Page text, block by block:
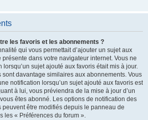
les favoris et les abonnements ?
qui vous permettait d’ajouter un sujet aux
dans votre navigateur internet. Vous ne
sujet ajouté aux favoris était mis à jour.
sont davantage similaires aux abonnements. Vous
notification lorsqu’un sujet ajouté aux favoris est
à lui, vous préviendra de la mise à jour d’un
êtes abonné. Les options de notification des
peuvent être modifiés depuis le panneau de
les « Préférences du forum ».